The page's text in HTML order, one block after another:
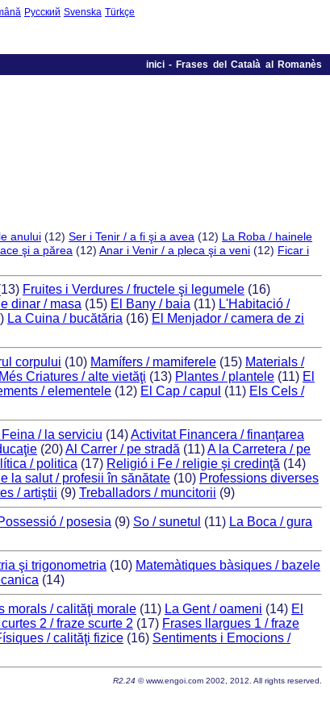
Русский Svenska Türkçe
inici- Frases del Català al Romanès
anului (12) Ser i Tenir / a fi şi a avea (12) La Roba / hainele
şi a părea (12) Anar i Venir / a pleca şi a veni (12) Ficar i
Fruites i Verdures / fructele şi legumele (16)
dinar / masa (15) El Bany / baia (11) L'Habitació /
La Cuina / bucătăria (16) El Menjador / camera de zi
corpului (10) Mamífers / mamiferele (15) Materials /
Més Criatures / alte vietăţi (13) Plantes / plantele (11) El
/ elementele (12) El Cap / capul (11) Els Cels /
/ la serviciu (14)Activitat Financera / finanţarea
(20)Al Carrer / pe stradă (11)A la Carretera / pe
/ politica (17) Religió i Fe / religie şi credinţă (14)
la salut / profesii în sănătate (10) Professions diverses
/ artiştii (9) Treballadors / muncitorii (9)
/ posesia (9) So / sunetul (11) La Boca / gura
şi trigonometria (10) Matemàtiques bàsiques / bazele
(14)
morals / calităţi morale (11) La Gent / oameni (14) El
2 / fraze scurte 2 (17) Frases llargues 1 / fraze
/ calităţi fizice (16) Sentiments i Emocions /
R2.24 © www.engoi.com 2002, 2012. All rights reserved.